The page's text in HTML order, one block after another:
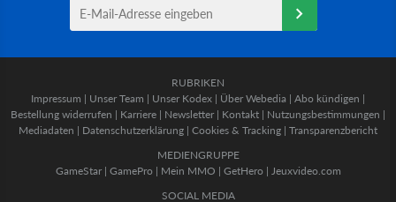
RUBRIKEN
Impressum | Unser Team | Unser Kodex | Über Webedia | Abo kündigen |
Bestellung widerrufen | Karriere | Newsletter | Kontakt | Nutzungsbestimmungen |
Mediadaten | Datenschutzerklärung | Cookies & Tracking | Transparenzbericht
MEDIENGRUPPE
GameStar| GamePro | Mein MMO | GetHero | Jeuxvideo.com
SOCIAL MEDIA